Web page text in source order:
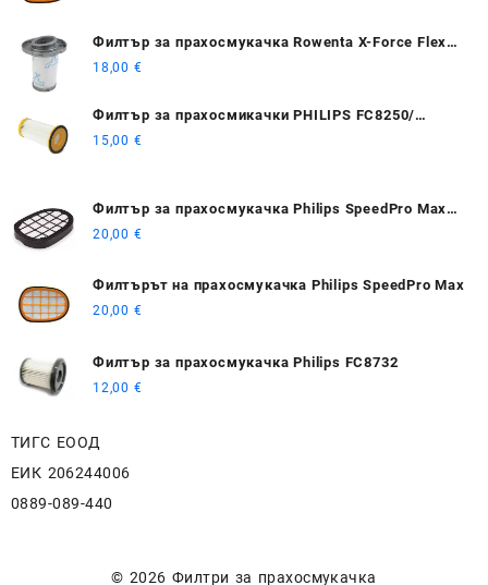
Филтър за прахосмукачка Rowenta X-Force Flex
RH9611/ RH9637 /38 / 39
18,00 €
Филтър за прахосмикачки PHILIPS FC8250/
FC8254/ FC8256/ FC8272
15,00 €
Филтър за прахосмукачка Philips SpeedPro Max
Stick, Aqua
20,00 €
Филтърът на прахосмукачка Philips SpeedPro Max
20,00 €
Филтър за прахосмукачка Philips FC8732
12,00 €
ТИГС ЕООД
ЕИК 206244006
0889-089-440
© 2026 Филтри за прахосмукачка